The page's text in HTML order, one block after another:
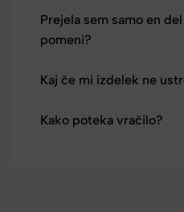
Prejela sem samo en
pomeni?
Kaj če mi izdelek ne
Kako poteka vračilo?